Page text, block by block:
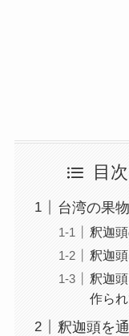
目次
台湾の果
釈迦
釈迦
釈迦
作ら
釈迦頭を